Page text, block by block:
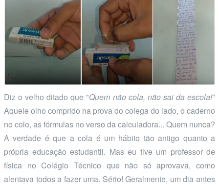
Diz o velho ditado que "Quem não cola, não sai da escola!"
Aquele olho comprido na prova do colega do lado, o caderno
no colo, as fórmulas no verso da calculadora... Quem nunca?
A verdade é que a cola é um hábito tão antigo quanto a
própria educação estudantil. Mas eu tive um professor de
física no Colégio Técnico que não só aprovava, como
alentava todos a fazer uma. Sério! Geralmente, um dia antes